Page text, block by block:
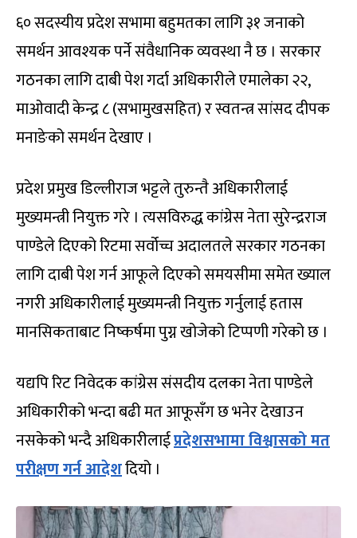
६० सदस्यीय प्रदेश सभामा बहुमतका लागि ३१ जनाको
समर्थन आवश्यक पर्ने संवैधानिक व्यवस्था नै छ । सरकार
गठनका लागि दाबी पेश गर्दा अधिकारीले एमालेका २२,
माओवादी केन्द्र ८ (सभामुखसहित) र स्वतन्त्र सांसद दीपक
मनाङेको समर्थन देखाए ।
प्रदेश प्रमुख डिल्लीराज भट्टले तुरुन्तै अधिकारीलाई
मुख्यमन्त्री नियुक्त गरे । त्यसविरुद्ध कांग्रेस नेता सुरेन्द्रराज
पाण्डेले दिएको रिटमा सर्वोच्च अदालतले सरकार गठनका
लागि दाबी पेश गर्न आफूले दिएको समयसीमा समेत ख्याल
नगरी अधिकारीलाई मुख्यमन्त्री नियुक्त गर्नुलाई हतास
मानसिकताबाट निष्कर्षमा पुग्न खोजेको टिप्पणी गरेको छ ।
यद्यपि रिट निवेदक कांग्रेस संसदीय दलका नेता पाण्डेले
अधिकारीको भन्दा बढी मत आफूसँग छ भनेर देखाउन
नसकेको भन्दै अधिकारीलाईप्रदेशसभामा विश्वासको मत
परीक्षण गर्न आदेशदियो ।